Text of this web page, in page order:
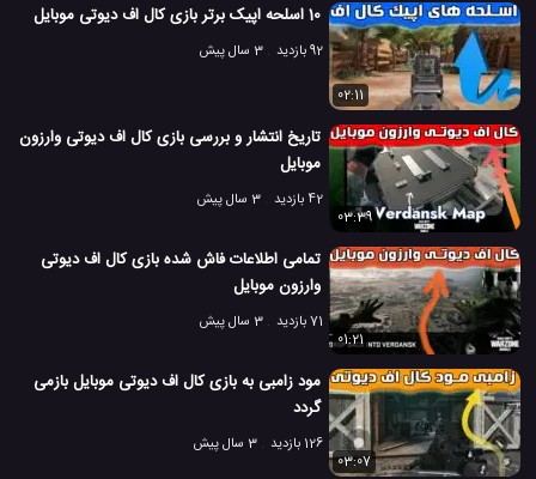
10 اسلحه اپیک برتر بازی کال اف دیوتی موبایل
92 بازدید 3 سال پیش
02:11
تاریخ انتشار و بررسی بازی کال اف دیوتی وارزون
موبایل
42 بازدید
3 سال پیش
03:39
تمامی اطلاعات فاش شده بازی کال اف دیوتی
وارزون موبایل
71 بازدید
3 سال پیش
01:21
مود زامبی به بازی کال اف دیوتی موبایل بازمی
گردد
126 بازدید
3 سال پیش
03:07